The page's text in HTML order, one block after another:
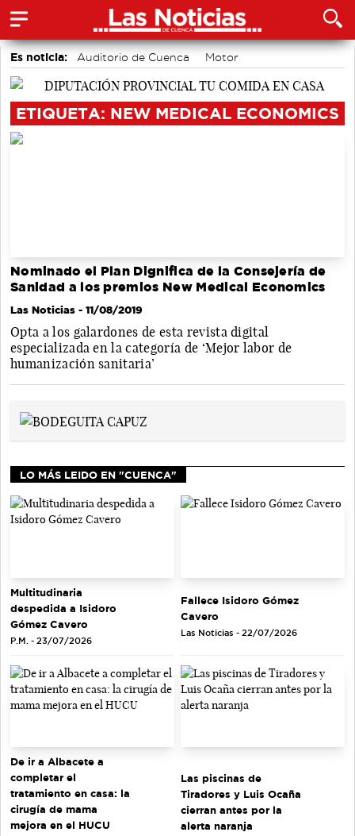
Es noticia: Auditorio de Cuenca
Motor
accidentes laborales
ETIQUETA: NEW MEDICAL ECONOMICS
Nominado el Plan Dignifica de la Consejería de
Sanidad a los premios New Medical Economics
Las Noticias - 11/08/2019
Opta a los galardones de esta revista digital
especializada en la categoría de ‘Mejor labor de
humanización sanitaria’
LO MÁS LEIDO EN "CUENCA"
Multitudinaria
despedida a Isidoro
Gómez Cavero
P.M. - 23/07/2026
Fallece Isidoro Gómez
Cavero
Las Noticias - 22/07/2026
De ir a Albacete a
completar el
tratamiento en casa: la
cirugía de mama
mejora en el HUCU
Las piscinas de
Tiradores y Luis Ocaña
cierran antes por la
alerta naranja